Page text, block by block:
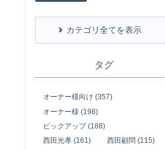
カテゴリ全てを表示
タグ
オーナー様向け (357)
オーナー様 (198)
ピックアップ (188)
西田光孝 (161)
西田顧問 (115)